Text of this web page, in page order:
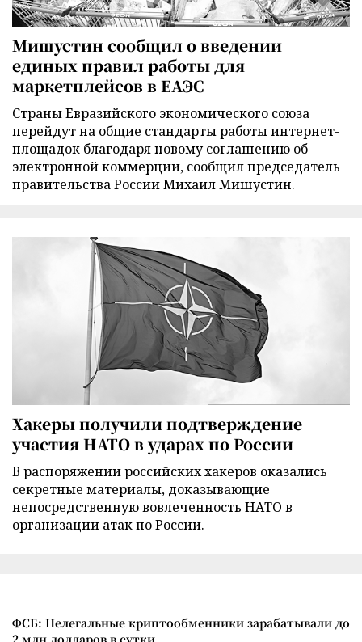
Мишустин сообщил о введении
единых правил работы для
маркетплейсов в ЕАЭС
Страны Евразийского экономического союза
перейдут на общие стандарты работы интернет-
площадок благодаря новому соглашению об
электронной коммерции, сообщил председатель
правительства России Михаил Мишустин.
Хакеры получили подтверждение
участия НАТО в ударах по России
В распоряжении российских хакеров оказались
секретные материалы, доказывающие
непосредственную вовлеченность НАТО в
организации атак по России.
ФСБ: Нелегальные криптообменники зарабатывали до
2 млн долларов в сутки